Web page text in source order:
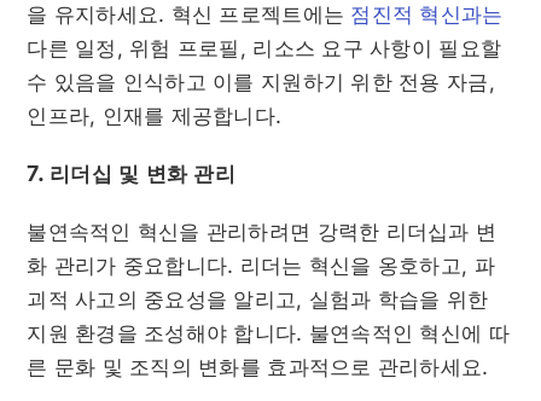
을 유지하세요. 혁신 프로젝트에는 점진적 혁신과는
다른 일정, 위험 프로필, 리소스 요구 사항이 필요할
수 있음을 인식하고 이를 지원하기 위한 전용 자금,
인프라, 인재를 제공합니다.
7. 리더십 및 변화 관리
불연속적인 혁신을 관리하려면 강력한 리더십과 변
화 관리가 중요합니다. 리더는 혁신을 옹호하고, 파
괴적 사고의 중요성을 알리고, 실험과 학습을 위한
지원 환경을 조성해야 합니다. 불연속적인 혁신에 따
른 문화 및 조직의 변화를 효과적으로 관리하세요.